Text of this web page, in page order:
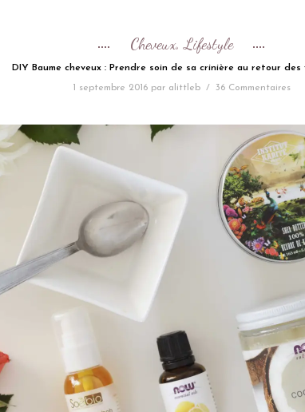
Cheveux, Lifestyle
DIY Baume cheveux : Prendre soin de sa crinière au retour des
1 septembre 2016 par alittleb / 36 Commentaires